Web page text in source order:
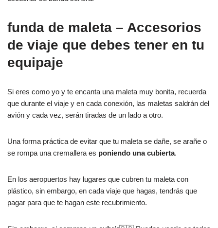
funda de maleta – Accesorios
de viaje que debes tener en tu
equipaje
Si eres como yo y te encanta una maleta muy bonita, recuerda
que durante el viaje y en cada conexión, las maletas saldrán del
avión y cada vez, serán tiradas de un lado a otro.
Una forma práctica de evitar que tu maleta se dañe, se arañe o
se rompa una cremallera es poniendo una cubierta.
En los aeropuertos hay lugares que cubren tu maleta con
plástico, sin embargo, en cada viaje que hagas, tendrás que
pagar para que te hagan este recubrimiento.